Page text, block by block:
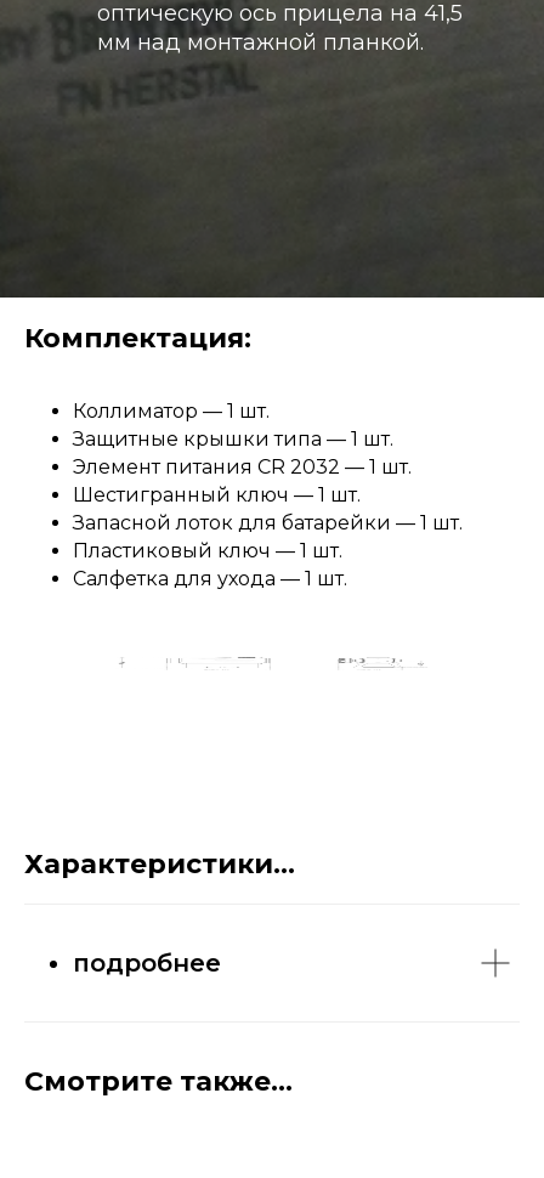
оптическую ось прицела на 41,5
мм над монтажной планкой.
Комплектация:
Коллиматор — 1 шт.
Защитные крышки типа — 1 шт.
Элемент питания CR 2032 — 1 шт.
Шестигранный ключ — 1 шт.
Запасной лоток для батарейки — 1 шт.
Пластиковый ключ — 1 шт.
Салфетка для ухода — 1 шт.
Характеристики...
подробнее
Смотрите также...